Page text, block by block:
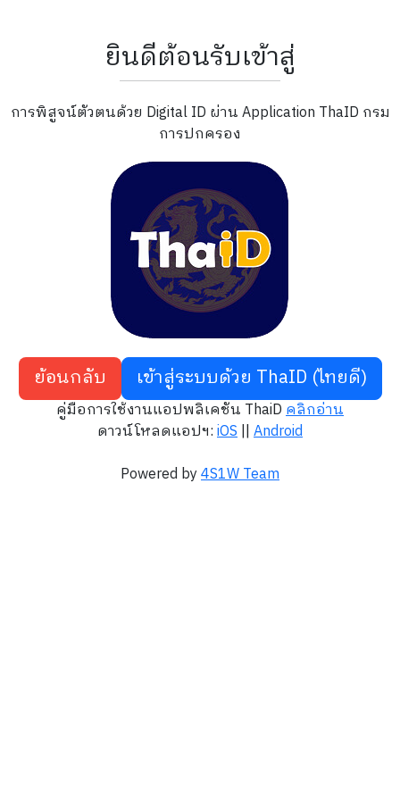
ยินดีต้อนรับเข้าสู่
การพิสูจน์ตัวตนด้วย Digital ID ผ่าน Application ThaID กรม
การปกครอง
ย้อนกลับ เข้าสู่ระบบด้วย ThaID (ไทยดี)
คู่มือการใช้งานแอปพลิเคชัน ThaiDคลิกอ่าน
ดาวน์โหลดแอปฯ:iOS|| Android
Powered by4S1W Team